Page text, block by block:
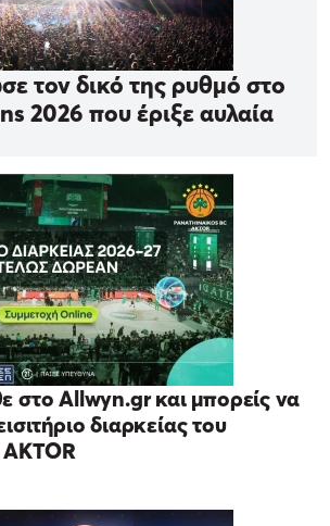
τον δικό της ρυθμό στο
2026 που έριξε αυλαία
στο Allwyn.gr και μπορείς να
διαρκείας του